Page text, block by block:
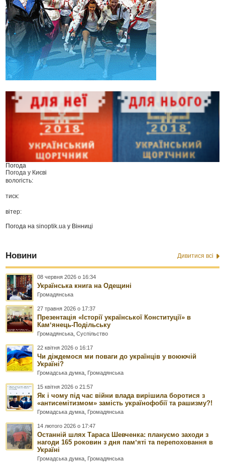
Погода
Погода у Києві
вологість:
тиск:
вітер:
Погода наsinoptik.ua у Вінниці
Новини Дивитися всі
08 червня 2026 о 16:34
Українська книга на Одещині
Громадянська
27 травня 2026 о 17:37
Презентація «Історії української Конституції» в
Камʼянець-Подільську
Громадянська ,Суспільство
22 квітня 2026 о 16:17
Чи діждемося ми поваги до українців у воюючій
Україні?
Громадська думка Громадянська
15 квітня 2026 о 21:57
Як і чому під час війни влада вирішила боротися з
«антисемітизмом» замість українофобії та рашизму?!
Громадська думка Громадянська
14 лютого 2026 о 17:47
Останній шлях Тараса Шевченка: плануємо заходи з
нагоди 165 роковин з дня памʼяті та перепоховання в
Україні
Громадська думка Громадянська